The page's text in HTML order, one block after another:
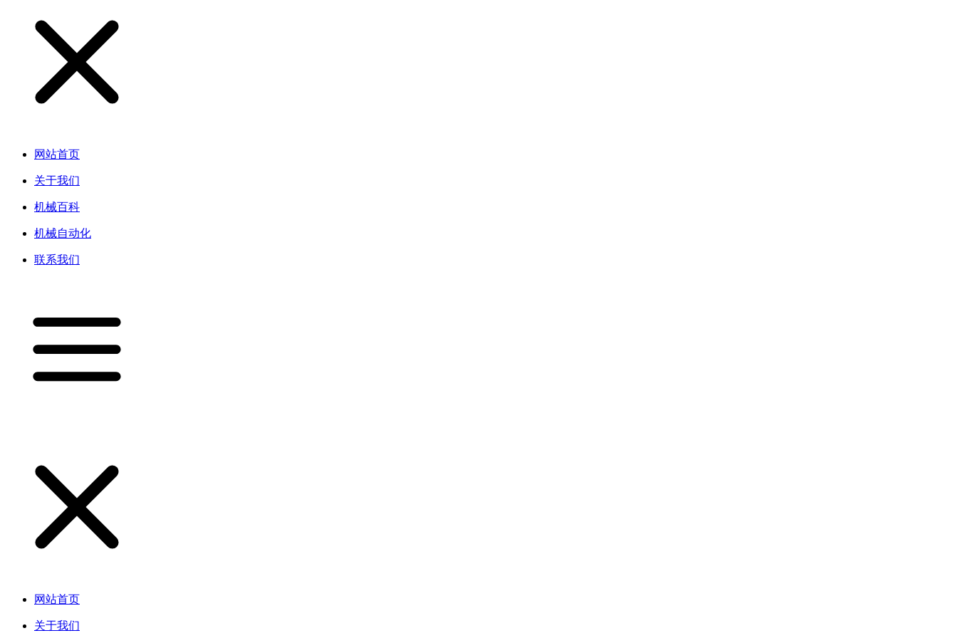
网站首页
关于我们
机械百科
机械自动化
联系我们
网站首页
关于我们